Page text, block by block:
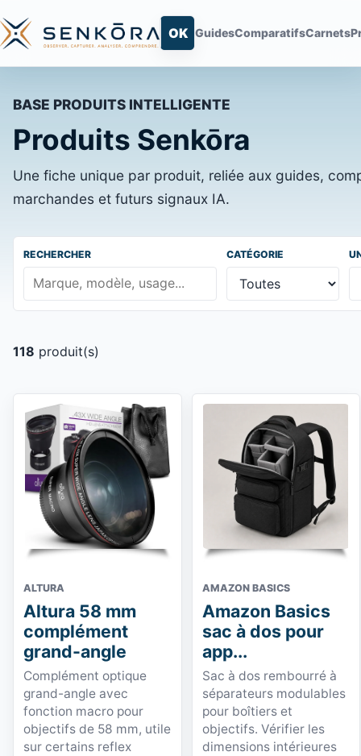
Rechercher sur Senkōra
OK GuidesComparatifsCarnets
BASE PRODUITS INTELLIGENTE
Produits Senkōra
Une fiche unique par produit, reliée aux guides,
marchandes et futurs signaux IA.
RECHERCHER CATÉGORIE
118 produit(s)
ALTURA
Altura 58 mm
complément
grand-angle
Complément optique
grand-angle avec
fonction macro pour
objectifs de 58 mm, utile
sur certains reflex
AMAZON BASICS
Amazon Basics
sac à dos pour
app...
Sac à dos rembourré à
séparateurs modulables
pour boîtiers et
objectifs. Vérifier les
dimensions intérieures